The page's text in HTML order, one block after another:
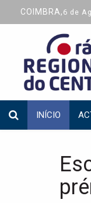
COIMBRA, 6 de
INÍCIO